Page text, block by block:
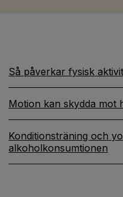
Så påverkar fysisk
Motion kan skydda mot
Konditionsträning och
alkoholkonsumtionen